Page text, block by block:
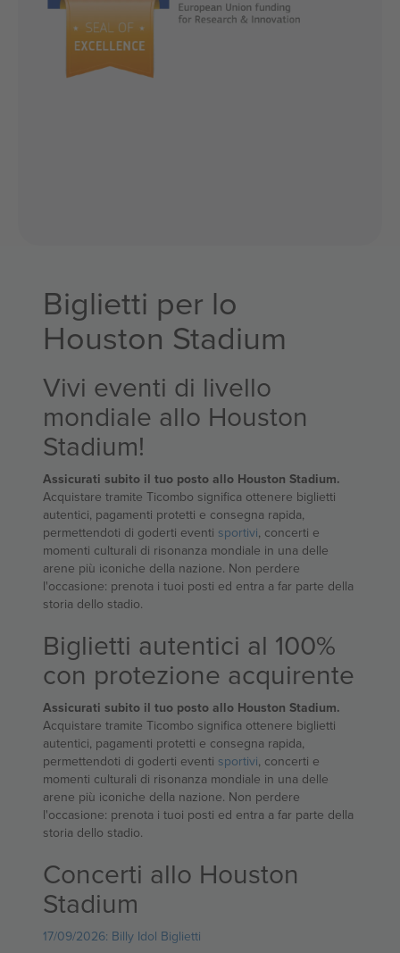
Biglietti per lo
Houston Stadium
Vivi eventi di livello
mondiale allo Houston
Stadium!
Assicurati subito il tuo posto allo Houston Stadium.
Acquistare tramite Ticombo significa ottenere biglietti
autentici, pagamenti protetti e consegna rapida,
permettendoti di goderti eventi sportivi, concerti e
momenti culturali di risonanza mondiale in una delle
arene più iconiche della nazione. Non perdere
l'occasione: prenota i tuoi posti ed entra a far parte della
storia dello stadio.
Biglietti autentici al 100%
con protezione acquirente
Assicurati subito il tuo posto allo Houston Stadium.
Acquistare tramite Ticombo significa ottenere biglietti
autentici, pagamenti protetti e consegna rapida,
permettendoti di goderti eventi sportivi, concerti e
momenti culturali di risonanza mondiale in una delle
arene più iconiche della nazione. Non perdere
l'occasione: prenota i tuoi posti ed entra a far parte della
storia dello stadio.
Concerti allo Houston
Stadium
17/09/2026: Billy Idol Biglietti